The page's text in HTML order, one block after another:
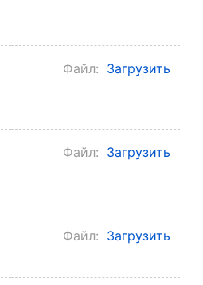
Файл: Загрузить
Файл: Загрузить
Файл: Загрузить